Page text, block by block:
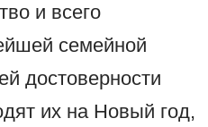
и всего
семейной
достоверности
их на Новый год,